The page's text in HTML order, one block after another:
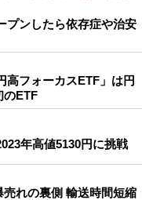
プンしたら依存症や治安
高フォーカスETF」は円
のETF
年高値5130円に挑戦
れの裏側 輸送時間短縮